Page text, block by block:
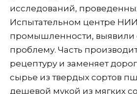
исследований,
Испытательном центре
промышленности, выявили
проблему. Часть
рецептуру и заменяет
сырье из твердых сортов
дешевой мукой из мягких